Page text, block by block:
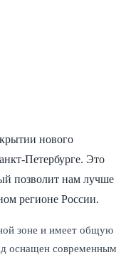
нового
Петербурге. Это
позволит нам лучше
регионе России.
зоне и имеет общую
оснащен современным